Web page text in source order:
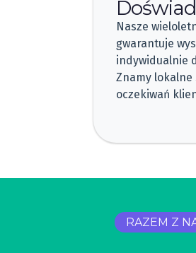
Nasze
gwarantuje
indywidualnie
Znamy lokalne
oczekiwań
RAZEM Z